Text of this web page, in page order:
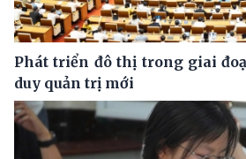
Phát triển đô thị trong giai
duy quản trị mới